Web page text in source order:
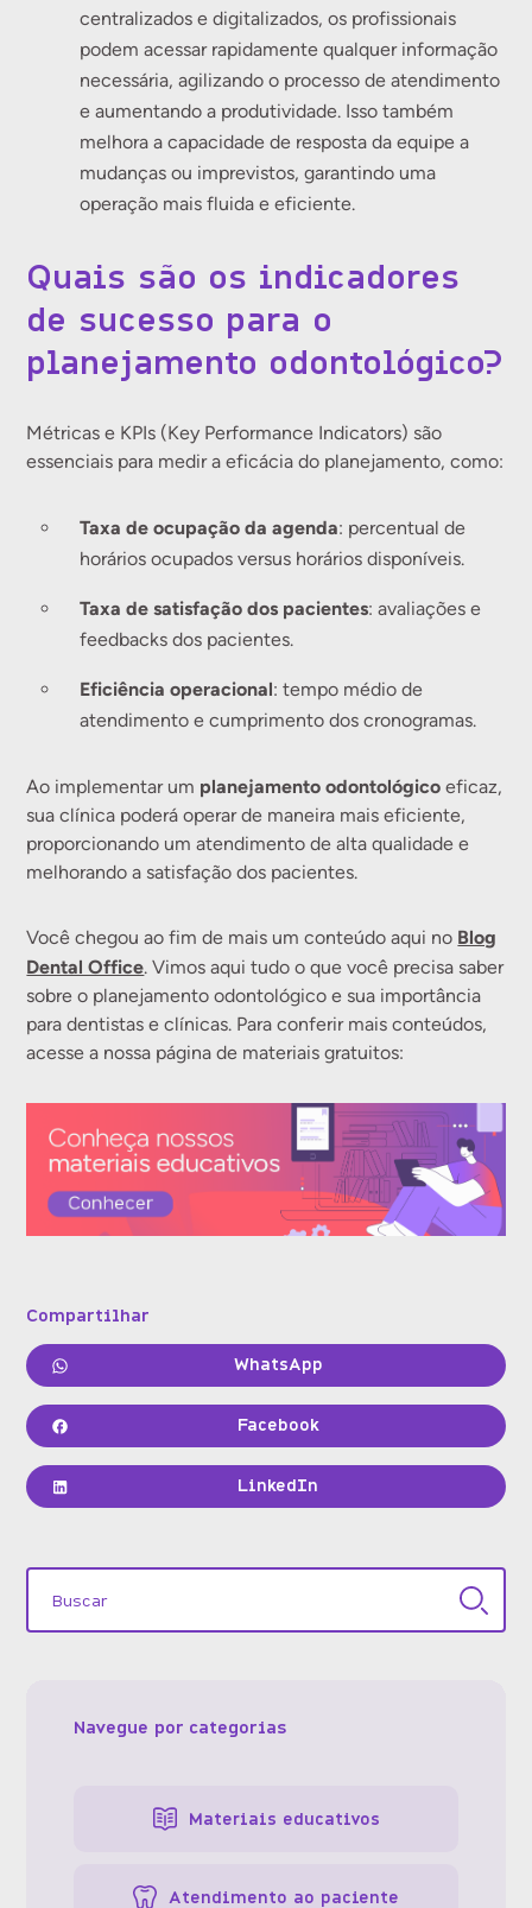
centralizados e digitalizados, os profissionais
podem acessar rapidamente qualquer informação
necessária, agilizando o processo de atendimento
e aumentando a produtividade. Isso também
melhora a capacidade de resposta da equipe a
mudanças ou imprevistos, garantindo uma
operação mais fluida e eficiente.
Quais são os indicadores
de sucesso para o
planejamento odontológico?
Métricas e KPIs (Key Performance Indicators) são
essenciais para medir a eficácia do planejamento, como:
Taxa de ocupação da agenda: percentual de
horários ocupados versus horários disponíveis.
Taxa de satisfação dos pacientes: avaliações e
feedbacks dos pacientes.
Eficiência operacional: tempo médio de
atendimento e cumprimento dos cronogramas.
Ao implementar um planejamento odontológico eficaz,
sua clínica poderá operar de maneira mais eficiente,
proporcionando um atendimento de alta qualidade e
melhorando a satisfação dos pacientes.
Você chegou ao fim de mais um conteúdo aqui no Blog
Dental Office. Vimos aqui tudo o que você precisa saber
sobre o planejamento odontológico e sua importância
para dentistas e clínicas. Para conferir mais conteúdos,
acesse a nossa página de materiais gratuitos:
Compartilhar
WhatsApp
Facebook
LinkedIn
Navegue por categorias
Materiais educativos
Atendimento ao paciente